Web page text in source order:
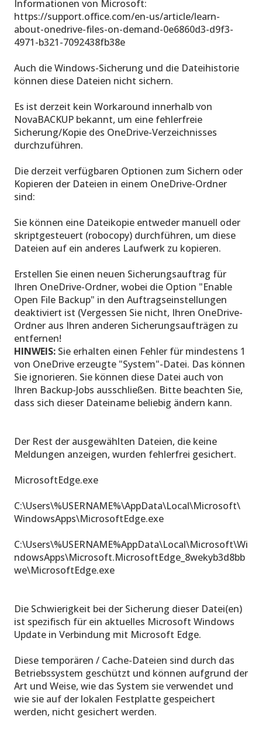
Informationen von Microsoft:
https://support.office.com/en-us/article/learn-
about-onedrive-files-on-demand-0e6860d3-d9f3-
4971-b321-7092438fb38e
Auch die Windows-Sicherung und die Dateihistorie
können diese Dateien nicht sichern.
Es ist derzeit kein Workaround innerhalb von
NovaBACKUP bekannt, um eine fehlerfreie
Sicherung/Kopie des OneDrive-Verzeichnisses
durchzuführen.
Die derzeit verfügbaren Optionen zum Sichern oder
Kopieren der Dateien in einem OneDrive-Ordner
sind:
Sie können eine Dateikopie entweder manuell oder
skriptgesteuert (robocopy) durchführen, um diese
Dateien auf ein anderes Laufwerk zu kopieren.
Erstellen Sie einen neuen Sicherungsauftrag für
Ihren OneDrive-Ordner, wobei die Option "Enable
Open File Backup" in den Auftragseinstellungen
deaktiviert ist (Vergessen Sie nicht, Ihren OneDrive-
Ordner aus Ihren anderen Sicherungsaufträgen zu
entfernen!
HINWEIS: Sie erhalten einen Fehler für mindestens 1
von OneDrive erzeugte "System"-Datei. Das können
Sie ignorieren. Sie können diese Datei auch von
Ihren Backup-Jobs ausschließen. Bitte beachten Sie,
dass sich dieser Dateiname beliebig ändern kann.
Der Rest der ausgewählten Dateien, die keine
Meldungen anzeigen, wurden fehlerfrei gesichert.
MicrosoftEdge.exe
C:\Users\%USERNAME%\AppData\Local\Microsoft\
WindowsApps\MicrosoftEdge.exe
C:\Users\%USERNAME%AppData\Local\Microsoft\Wi
ndowsApps\Microsoft.MicrosoftEdge_8wekyb3d8bb
we\MicrosoftEdge.exe
Die Schwierigkeit bei der Sicherung dieser Datei(en)
ist spezifisch für ein aktuelles Microsoft Windows
Update in Verbindung mit Microsoft Edge.
Diese temporären / Cache-Dateien sind durch das
Betriebssystem geschützt und können aufgrund der
Art und Weise, wie das System sie verwendet und
wie sie auf der lokalen Festplatte gespeichert
werden, nicht gesichert werden.